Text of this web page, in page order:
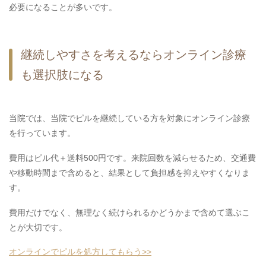
必要になることが多いです。
継続しやすさを考えるならオンライン診療
も選択肢になる
当院では、当院でピルを継続している方を対象にオンライン診療
を行っています。
費用はピル代＋送料500円です。来院回数を減らせるため、交通費
や移動時間まで含めると、結果として負担感を抑えやすくなりま
す。
費用だけでなく、無理なく続けられるかどうかまで含めて選ぶこ
とが大切です。
オンラインでピルを処方してもらう>>